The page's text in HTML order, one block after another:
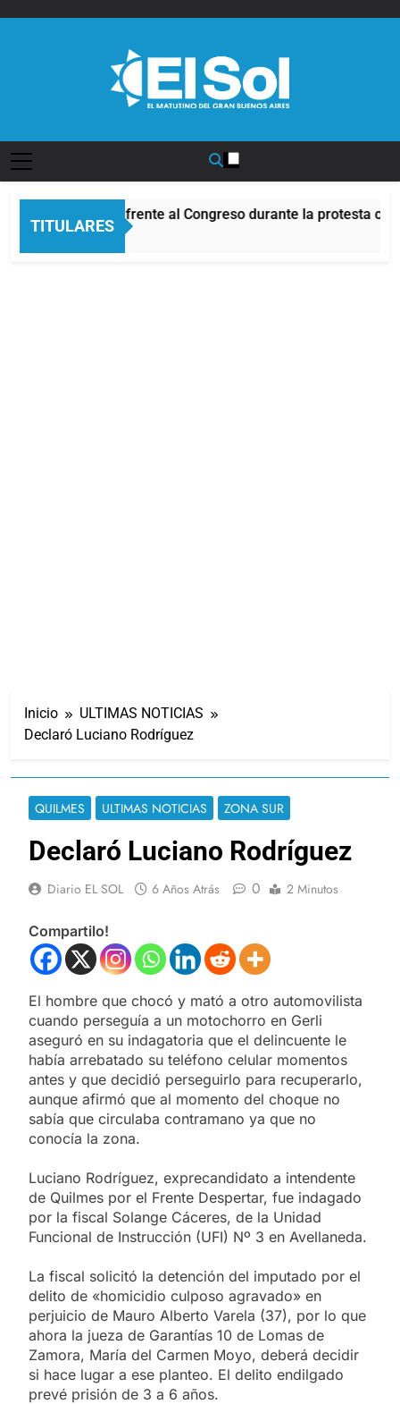
TITULARES
Incidentes frente al Congreso durante la protesta
4 Horas Atrás
Inicio
ULTIMAS NOTICIAS
Declaró Luciano Rodríguez
QUILMES ULTIMAS NOTICIAS ZONA SUR
Declaró Luciano Rodríguez
Diario EL SOL 6 Años Atrás 0 2 Minutos
Compartilo!
El hombre que chocó y mató a otro automovilista
cuando perseguía a un motochorro en Gerli
aseguró en su indagatoria que el delincuente le
había arrebatado su teléfono celular momentos
antes y que decidió perseguirlo para recuperarlo,
aunque afirmó que al momento del choque no
sabía que circulaba contramano ya que no
conocía la zona.
Luciano Rodríguez, exprecandidato a intendente
de Quilmes por el Frente Despertar, fue indagado
por la fiscal Solange Cáceres, de la Unidad
Funcional de Instrucción (UFI) Nº 3 en Avellaneda.
La fiscal solicitó la detención del imputado por el
delito de «homicidio culposo agravado» en
perjuicio de Mauro Alberto Varela (37), por lo que
ahora la jueza de Garantías 10 de Lomas de
Zamora, María del Carmen Moyo, deberá decidir
si hace lugar a ese planteo. El delito endilgado
prevé prisión de 3 a 6 años.